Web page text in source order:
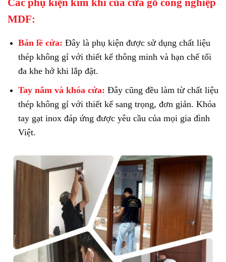
Các phụ kiện kim khí của cửa gỗ công nghiệp
MDF:
Bản lề cửa: Đây là phụ kiện được sử dụng chất liệu
thép không gỉ với thiết kế thông minh và hạn chế tối
đa khe hở khi lắp đặt.
Tay nắm và khóa cửa: Đây cũng đều làm từ chất liệu
thép không gỉ với thiết kế sang trọng, đơn giản. Khóa
tay gạt inox đáp ứng được yêu cầu của mọi gia đình
Việt.